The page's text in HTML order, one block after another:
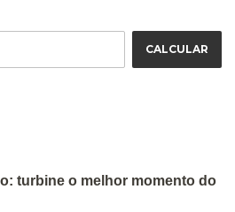
CALCULAR
turbine o melhor momento do